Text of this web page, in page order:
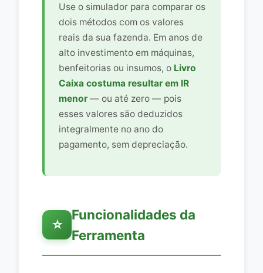
Use o simulador para comparar os
dois métodos com os valores
reais da sua fazenda. Em anos de
alto investimento em máquinas,
benfeitorias ou insumos, o Livro
Caixa costuma resultar em IR
menor — ou até zero — pois
esses valores são deduzidos
integralmente no ano do
pagamento, sem depreciação.
⭐
Funcionalidades da
Ferramenta